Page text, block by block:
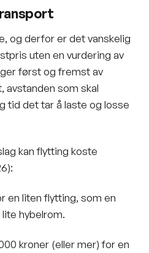
og derfor er det vanskelig
uten en vurdering av
først og fremst av
avstanden som skal
tid det tar å laste og losse
kan flytting koste
en liten flytting, som en
hybelrom.
kroner (eller mer) for en